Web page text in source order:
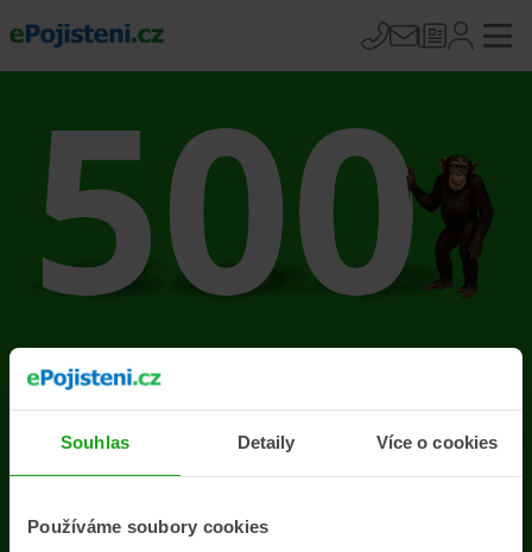
Souhlas Detaily Více o cookies
Používáme soubory cookies
Na stránce se vyskytla
chyba